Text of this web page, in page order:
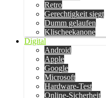
Retro
Gerechtigkeit siegt
Dumm gelaufen
Klischeekanone
Digital
Android
Apple
Google
Microsoft
Hardware-Test
Online-Sicherheit